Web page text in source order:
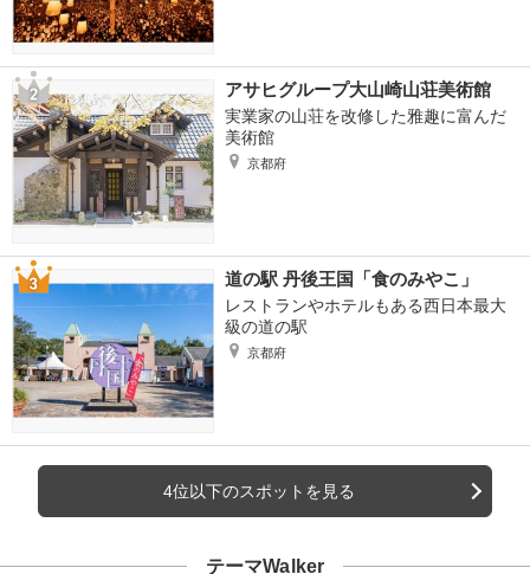
アサヒグループ大山崎山荘美術館
実業家の山荘を改修した雅趣に富んだ
美術館
京都府
道の駅 丹後王国「食のみやこ」
レストランやホテルもある西日本最大
級の道の駅
京都府
4位以下のスポットを見る
テーマWalker